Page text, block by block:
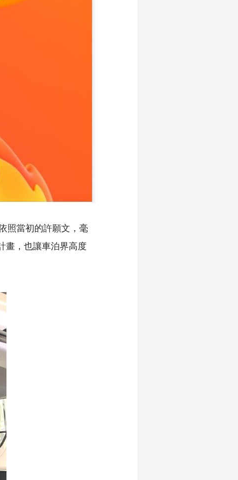
照當初的許願文，毫
畫，也讓車泊界高度